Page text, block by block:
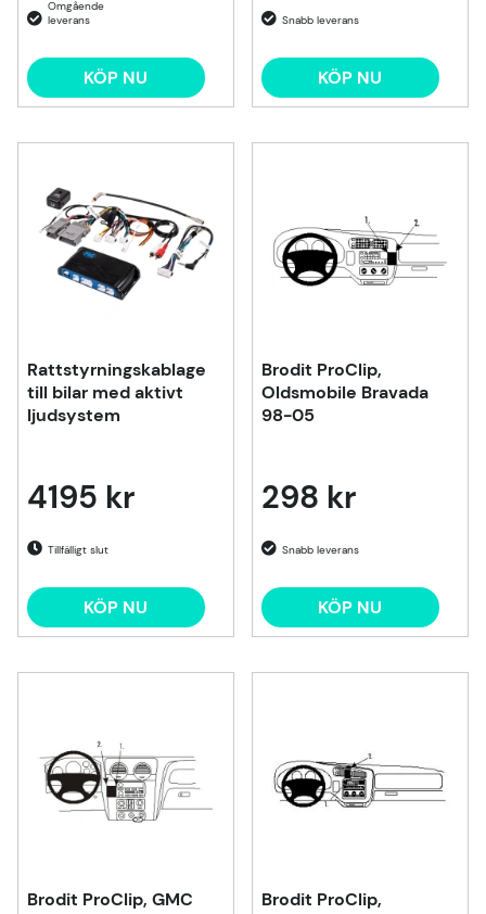
KÖP NU KÖP NU
Rattstyrningskablage
till bilar med aktivt
ljudsystem
4195 kr
Tillfälligt slut
KÖP NU
Brodit ProClip,
Oldsmobile Bravada
98-05
298 kr
KÖP NU
Brodit ProClip, GMC
Brodit ProClip,